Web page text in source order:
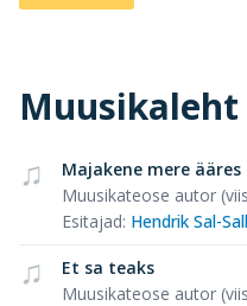
Muusikaleht
Majakene mere ääres
Muusikateose autor
Esitajad: Hendrik Sal-
Et sa teaks
Muusikateose autor